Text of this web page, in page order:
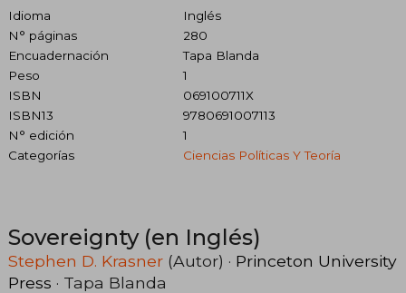
Idioma
Inglés
N° páginas
280
Encuadernación
Tapa Blanda
Peso
1
ISBN
069100711X
ISBN13
9780691007113
N° edición
1
Categorías
Ciencias Políticas Y Teoría
Sovereignty (en Inglés)
Stephen D. Krasner (Autor) · Princeton University
Press · Tapa Blanda